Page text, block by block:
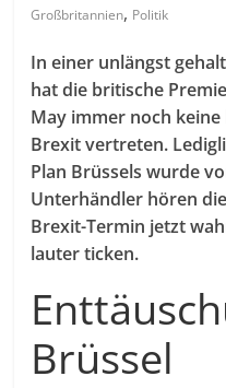
Großbritannien, Politik
In einer unlängst
hat die britische
May immer noch
Brexit vertreten.
Plan Brüssels wurde
Unterhändler hören
Brexit-Termin jetzt
lauter ticken.
Brüssel